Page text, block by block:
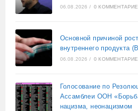
06.08.2026 / 0
Основной причиной
внутреннего продукта
06.08.2026 / 0
Голосование по
Ассамблеи ООН
нацизма, неонацизмом